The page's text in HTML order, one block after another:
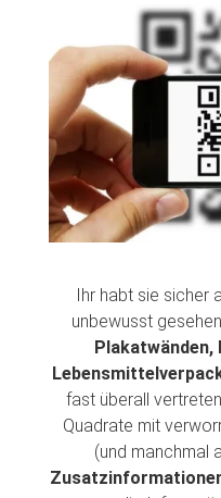
Ihr habt sie sicher
unbewusst
Plakatwänden,
fast überall
Quadrate mit
(und manchmal